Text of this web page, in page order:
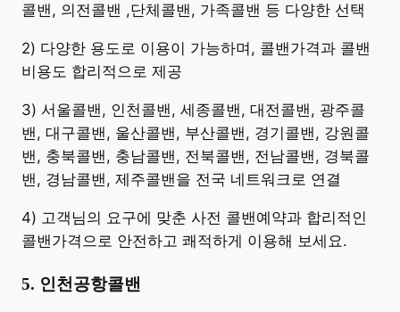
콜밴, 의전콜밴 ,단체콜밴, 가족콜밴 등 다양한 선택
2) 다양한 용도로 이용이 가능하며, 콜밴가격과 콜밴
비용도 합리적으로 제공
3) 서울콜밴, 인천콜밴, 세종콜밴, 대전콜밴, 광주콜
밴, 대구콜밴, 울산콜밴, 부산콜밴, 경기콜밴, 강원콜
밴, 충북콜밴, 충남콜밴, 전북콜밴, 전남콜밴, 경북콜
밴, 경남콜밴, 제주콜밴을 전국 네트워크로 연결
4) 고객님의 요구에 맞춘 사전 콜밴예약과 합리적인
콜밴가격으로 안전하고 쾌적하게 이용해 보세요.
5. 인천공항콜밴